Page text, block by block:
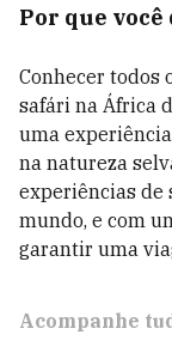
Por que você
Conhecer todos
safári na África
uma
na natureza
experiências de
mundo, e com
garantir uma
Acompanhe